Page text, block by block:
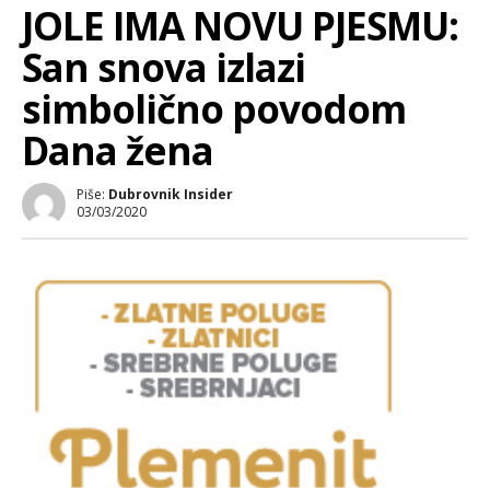
JOLE IMA NOVU PJESMU:
San snova izlazi
simbolično povodom
Dana žena
Piše: Dubrovnik Insider
03/03/2020